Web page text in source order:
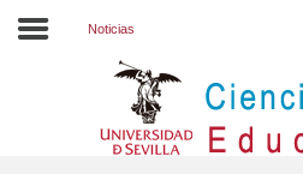
Noticias